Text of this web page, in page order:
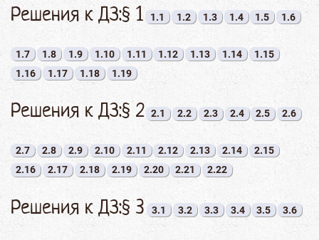
Решения к ДЗ:§ 1 1.1 1.2 1.3 1.4 1.5 1.6
1.7 1.8 1.9 1.10 1.11 1.12 1.13 1.14
1.15
1.16
1.17 1.18 1.19
Решения к ДЗ:§ 2 2.1 2.2 2.3 2.4 2.5 2.6
2.7 2.8 2.9 2.10 2.11 2.12 2.13 2.14
2.15
2.16
2.17 2.18 2.19 2.20 2.21 2.22
Решения к ДЗ:§ 3 3.1 3.2 3.3 3.4 3.5 3.6